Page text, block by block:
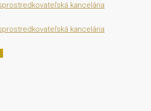
kancelária
kancelária